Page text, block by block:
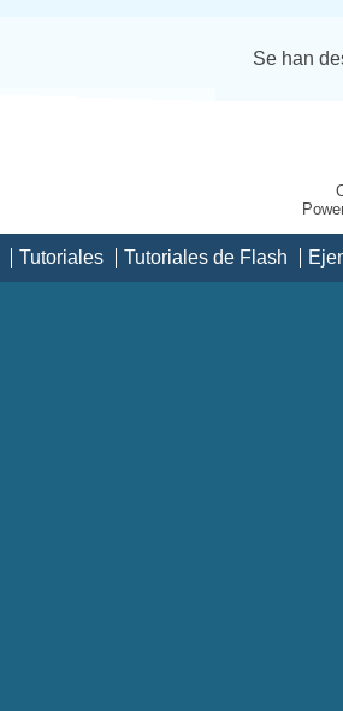
Se han
Tutoriales Tutoriales de Flash